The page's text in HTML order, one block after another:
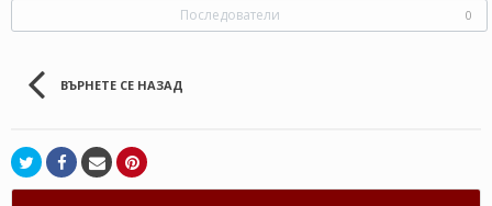
Последователи 0
ВЪРНЕТЕ СЕ НАЗАД